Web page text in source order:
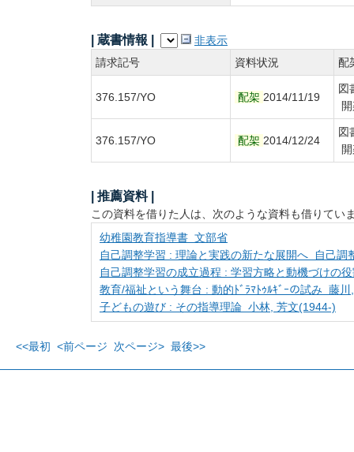
| 蔵書情報 |
非表示
請求記号
資料状況 配
376.157/YO 配架 2014/11/19
図
376.157/YO 配架 2014/12/24
図
| 推薦資料 |
この資料を借りた人は、次のような資料も借りてい
幼稚園教育指導書 文部省
自己調整学習 : 理論と実践の新たな展開へ 自己調
自己調整学習の成立過程 : 学習方略と動機づけの
教育/福祉という舞台 : 動的ﾄﾞﾗﾏﾄｩﾙｷﾞｰの試み 藤
子どもの遊び : その指導理論 小林, 芳文(1944-)
<<最初 <前ページ 次ページ> 最後>>